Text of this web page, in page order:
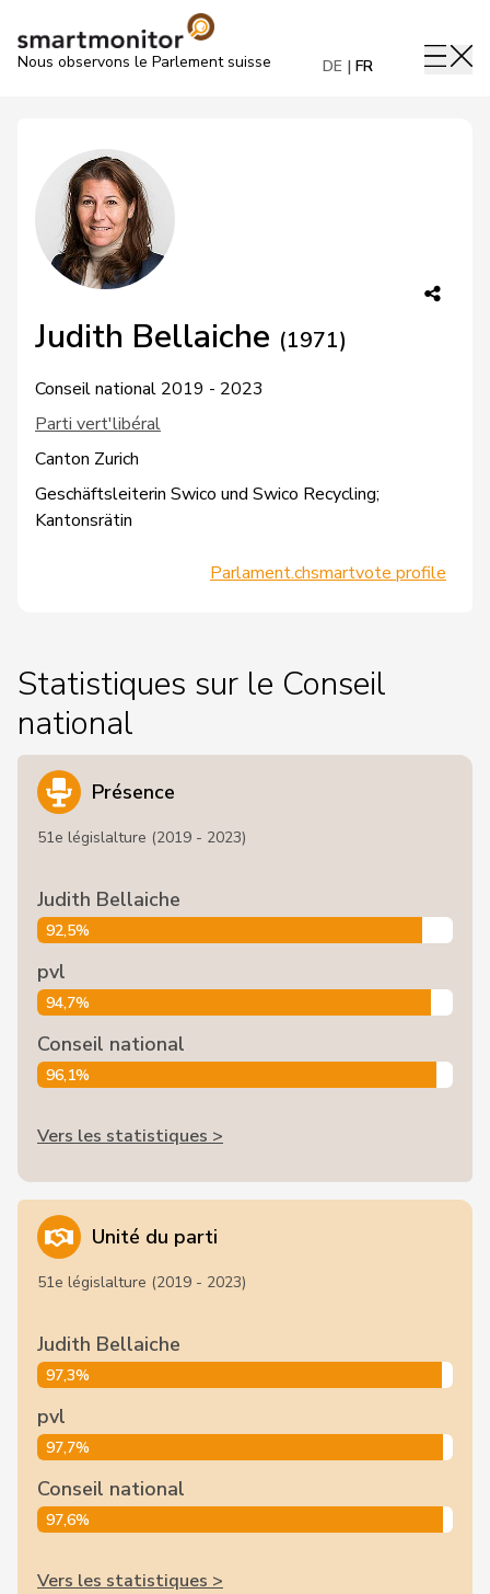
Nous observons le Parlement suisse DE FR
Judith Bellaiche (1971)
Conseil national 2019 - 2023
Parti vert'libéral
Canton Zurich
Geschäftsleiterin Swico und Swico Recycling;
Kantonsrätin
Parlament.chsmartvote profile
Statistiques sur le Conseil
national
Présence
51e législalture (2019 - 2023)
Judith Bellaiche
92,5%
pvl
94,7%
Conseil national
96,1%
Vers les statistiques >
Unité du parti
51e législalture (2019 - 2023)
Judith Bellaiche
97,3%
pvl
97,7%
Conseil national
97,6%
Vers les statistiques >